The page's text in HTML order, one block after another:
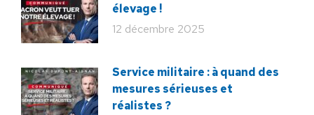
élevage !
12 décembre 2025
Service militaire : à quand des
mesures sérieuses et
réalistes ?